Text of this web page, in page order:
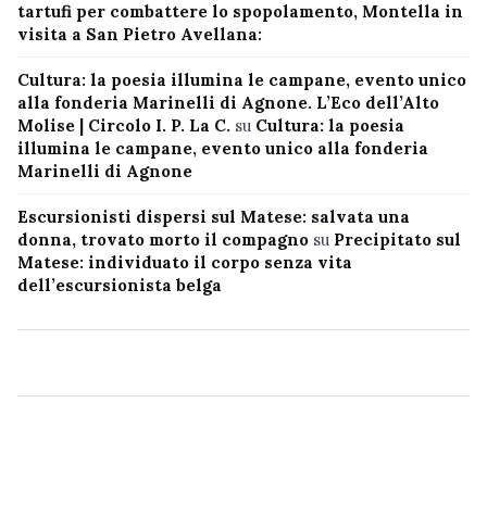
tartufi per combattere lo spopolamento, Montella in
visita a San Pietro Avellana:
Cultura: la poesia illumina le campane, evento unico
alla fonderia Marinelli di Agnone. L’Eco dell’Alto
Molise | Circolo I. P. La C. su Cultura: la poesia
illumina le campane, evento unico alla fonderia
Marinelli di Agnone
Escursionisti dispersi sul Matese: salvata una
donna, trovato morto il compagno su Precipitato sul
Matese: individuato il corpo senza vita
dell’escursionista belga